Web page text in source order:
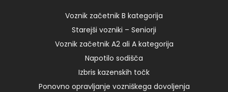
04. 10. 2023
Voznik začetnik B kategorija
Starejši vozniki – Seniorji
Voznik začetnik A2 ali A kategorija
Napotilo sodišča
Izbris kazenskih točk
Ponovno opravljanje vozniškega dovoljenja